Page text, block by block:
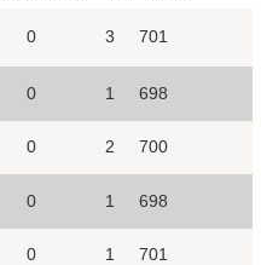
0 3 701
0 1 698
0 2 700
0 1 698
0 1 701